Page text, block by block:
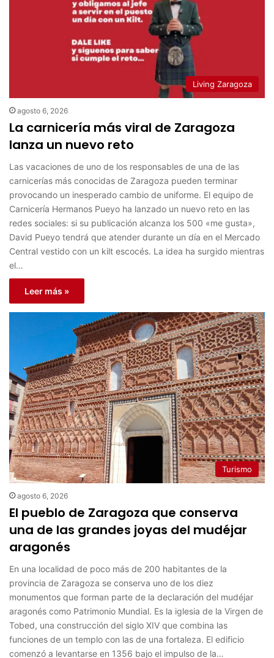
Living Zaragoza
agosto 6, 2026
La carnicería más viral de Zaragoza
lanza un nuevo reto
Las vacaciones de uno de los responsables de una de las
carnicerías más conocidas de Zaragoza pueden terminar
provocando un inesperado cambio de uniforme. El equipo de
Carnicería Hermanos Pueyo ha lanzado un nuevo reto en las
redes sociales: si su publicación alcanza los 500 «me gusta»,
David Pueyo tendrá que atender durante un día en el Mercado
Central vestido con un kilt escocés. La idea ha surgido mientras
el…
Leer más »
Turismo
agosto 6, 2026
El pueblo de Zaragoza que conserva
una de las grandes joyas del mudéjar
aragonés
En una localidad de poco más de 200 habitantes de la
provincia de Zaragoza se conserva uno de los diez
monumentos que forman parte de la declaración del mudéjar
aragonés como Patrimonio Mundial. Es la iglesia de la Virgen de
Tobed, una construcción del siglo XIV que combina las
funciones de un templo con las de una fortaleza. El edificio
comenzó a levantarse en 1356 bajo el impulso de la…